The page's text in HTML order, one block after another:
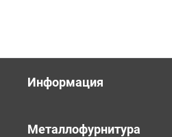
Информация
Металлофурнитура